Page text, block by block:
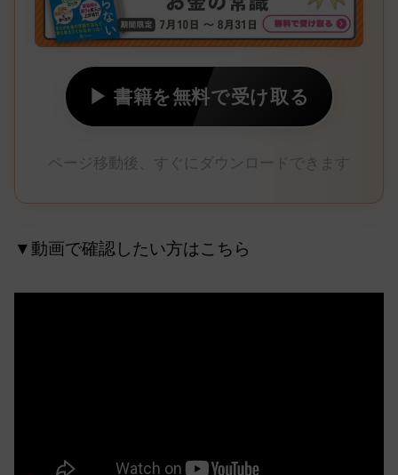
▶ 書籍を無料で受け取る
ページ移動後、すぐにダウンロードできます
▼動画で確認したい方はこちら